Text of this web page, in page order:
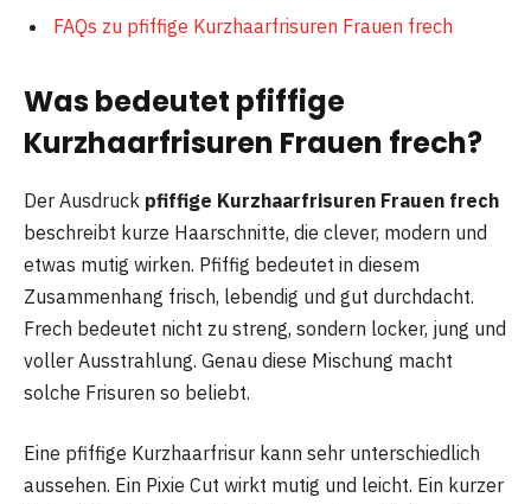
FAQs zu pfiffige Kurzhaarfrisuren Frauen frech
Was bedeutet pfiffige
Kurzhaarfrisuren Frauen frech?
Der Ausdruck pfiffige Kurzhaarfrisuren Frauen frech
beschreibt kurze Haarschnitte, die clever, modern und
etwas mutig wirken. Pfiffig bedeutet in diesem
Zusammenhang frisch, lebendig und gut durchdacht.
Frech bedeutet nicht zu streng, sondern locker, jung und
voller Ausstrahlung. Genau diese Mischung macht
solche Frisuren so beliebt.
Eine pfiffige Kurzhaarfrisur kann sehr unterschiedlich
aussehen. Ein Pixie Cut wirkt mutig und leicht. Ein kurzer